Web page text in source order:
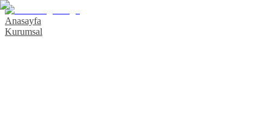
Anasayfa
Kurumsal